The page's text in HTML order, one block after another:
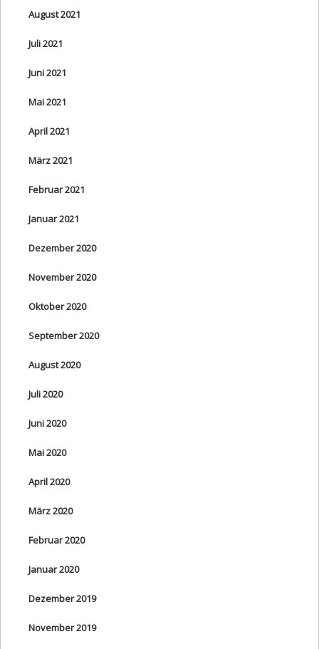
August 2021
Juli 2021
Juni 2021
Mai 2021
April 2021
März 2021
Februar 2021
Januar 2021
Dezember 2020
November 2020
Oktober 2020
September 2020
August 2020
Juli 2020
Juni 2020
Mai 2020
April 2020
März 2020
Februar 2020
Januar 2020
Dezember 2019
November 2019